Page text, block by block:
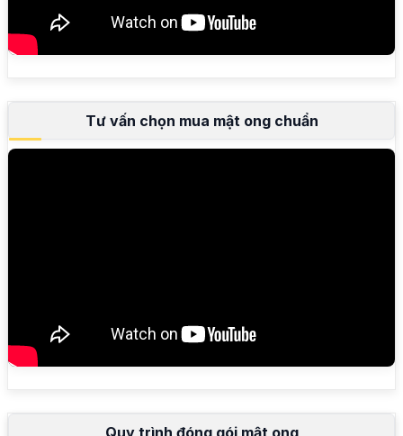
Tư vấn chọn mua mật ong chuẩn